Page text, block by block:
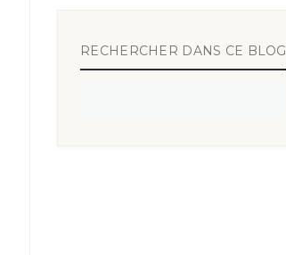
RECHERCHER DANS CE BLOG